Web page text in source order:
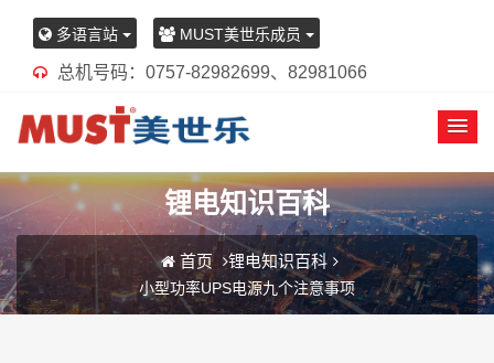
多语言站 MUST美世乐成员
总机号码：0757-82982699、82981066
锂电知识百科
首页 锂电知识百科
小型功率UPS电源九个注意事项